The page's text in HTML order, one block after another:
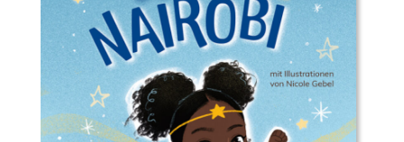
Buchautor*in:Sandra Maria Lambeck
Illustrator*in:
Nicole Gebel
Verlag:Gratitude Verlag